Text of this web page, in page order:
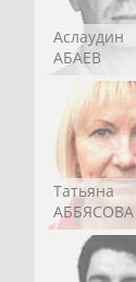
Аслаудин
АБАЕВ
Татьяна
АББЯСОВА